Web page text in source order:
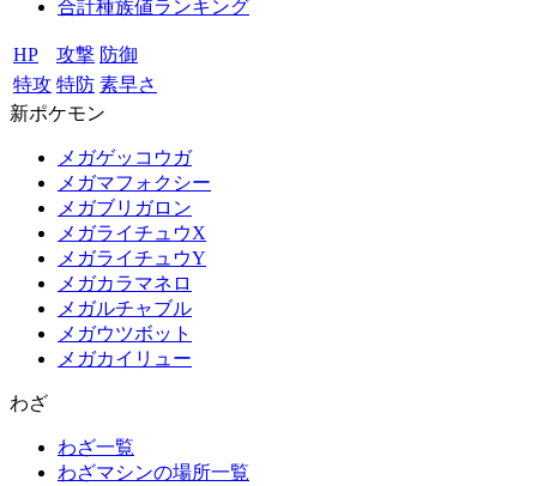
合計種族値ランキング
HP 攻撃 防御
特攻 特防 素早さ
新ポケモン
メガゲッコウガ
メガマフォクシー
メガブリガロン
メガライチュウX
メガライチュウY
メガカラマネロ
メガルチャブル
メガウツボット
メガカイリュー
わざ
わざ一覧
わざマシンの場所一覧